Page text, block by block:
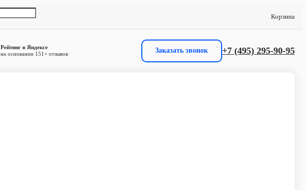
Корзина
Рейтинг в Яндексе
на основании 151+ отзывов
Заказать звонок +7 (495) 295-90-95